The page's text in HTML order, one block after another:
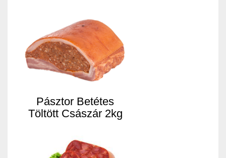
Pásztor Betétes
Töltött Császár 2kg